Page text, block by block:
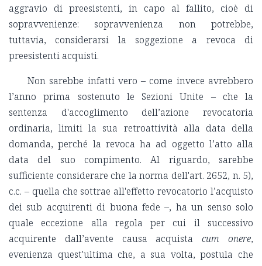
aggravio di preesistenti, in capo al fallito, cioè di
sopravvenienze: sopravvenienza non potrebbe,
tuttavia, considerarsi la soggezione a revoca di
preesistenti acquisti.
Non sarebbe infatti vero – come invece avrebbero
l’anno prima sostenuto le Sezioni Unite – che la
sentenza d'accoglimento dell’azione revocatoria
ordinaria, limiti la sua retroattività alla data della
domanda, perché la revoca ha ad oggetto l’atto alla
data del suo compimento. Al riguardo, sarebbe
sufficiente considerare che la norma dell'art. 2652, n. 5),
c.c. – quella che sottrae all'effetto revocatorio l’acquisto
dei sub acquirenti di buona fede –, ha un senso solo
quale eccezione alla regola per cui il successivo
acquirente dall’avente causa acquistacum onere,
evenienza quest'ultima che, a sua volta, postula che